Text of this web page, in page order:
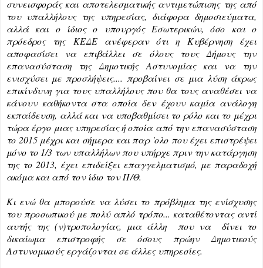
συνεισφοράς και αποτελεσματικής αντιμετώπισης της από
του υπαλλήλους της υπηρεσίας, διάφορα δημοσιεύματα,
αλλά και ο ίδιος ο υπουργός Εσωτερικών, όσο και ο
πρόεδρος της ΚΕΔΕ ανέφεραν ότι η Κυβέρνηση έχει
αποφασίσει να επιβάλλει σε όλους τους Δήμους την
επανασύσταση της Δημοτικής Αστυνομίας και να την
ενισχύσει με προσλήψεις.... προβαίνει σε μια λύση άκρως
επικίνδυνη για τους υπαλλήλους που θα τους αναθέσει να
κάνουν καθήκοντα στα οποία δεν έχουν καμία ανάλογη
εκπαίδευση, αλλά και να υποβαθμίσει το ρόλο και το μέχρι
τώρα έργο μιας υπηρεσίας ή οποία από την επανασύσταση
το 2015 μέχρι και σήμερα και παρ 'ολο που έχει επιστρέψει
μόνο το 1/3 των υπαλλήλων που υπήρχε πριν την κατάργηση
της το 2013, έχει επιδείξει επαγγελματισμό, με παραδοχή
ακόμα και από τον ίδιο τον Π/Θ.
Κι ενώ θα μπορούσε να λύσει το πρόβλημα της ενίσχυσης
του προσωπικού με πολύ απλό τρόπο... καταθέτοντας αντί
αυτής της (ν)τροπολογίας, μια άλλη  που να  δίνει το
δικαίωμα επιστροφής σε όσους πρώην Δημοτικούς
Αστυνομικούς εργάζονται σε άλλες υπηρεσίες.